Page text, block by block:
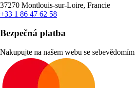
37270 Montlouis-sur-Loire, Francie
+33 1 86 47 62 58
Bezpečná platba
Nakupujte na našem webu se sebevědomím